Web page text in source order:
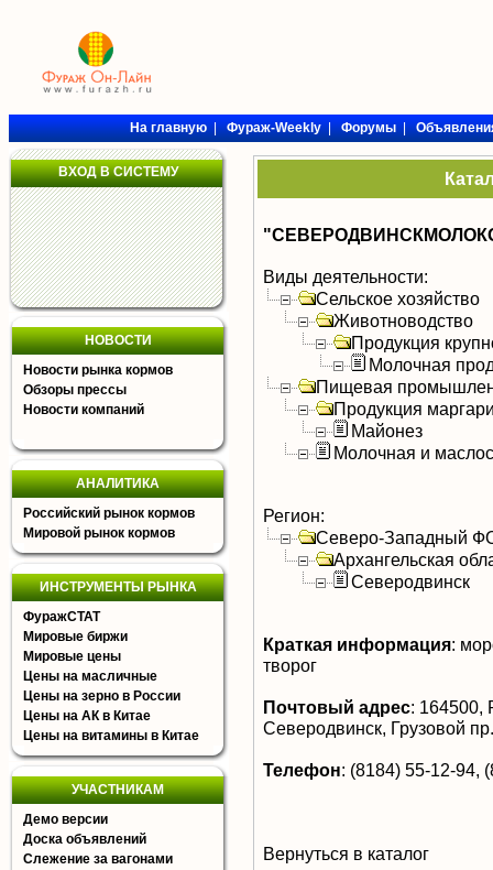
На главную|Фураж-Weekly|Форумы|
ВХОД В СИСТЕМУ
НОВОСТИ
Новости рынка кормов
Обзоры прессы
Новости компаний
АНАЛИТИКА
Российский рынок кормов
Мировой рынок кормов
ИНСТРУМЕНТЫ РЫНКА
ФуражСТАТ
Мировые биржи
Мировые цены
Цены на масличные
Цены на зерно в России
Цены на АК в Китае
Цены на витамины в Китае
УЧАСТНИКАМ
Демо версии
Доска объявлений
Слежение за вагонами
Виды деятельности:
Сельское хозяйство
Животноводство
Продукция
Молочная
Пищевая
Продукция
Майонез
Молочная и
Регион:
Северо-Западный
Архангельская
Северодвинск
Краткая информация:
творог
Почтовый адрес: 164500,
Северодвинск, Грузовой
Телефон: (8184) 55-12-94,
Вернуться в каталог